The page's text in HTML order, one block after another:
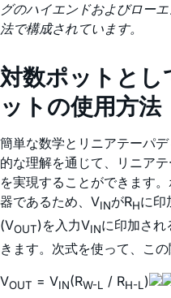
グのハイエンドおよびロー
法で構成されています。
対数ポットと
ットの使用方法
簡単な数学とリニアテーパ
的な理解を通じて、リニア
を実現することができます
器であるため、VINがRHに印
(VOUT)を入力VINに印加され
きます。次式を使って、こ
VOUT = VIN(RW-L / RH-L)